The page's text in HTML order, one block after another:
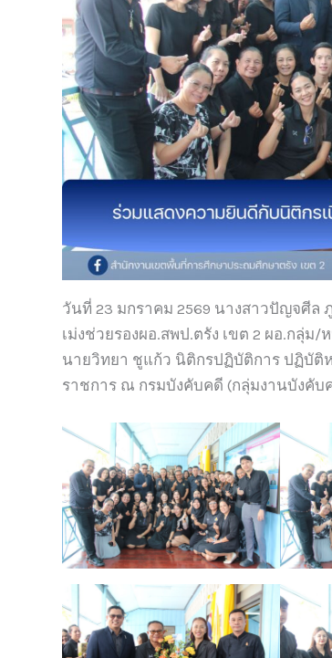
วันที่ 23 มกราคม 2569 นางสาวปัญจศีล
เม่งช่วยรองผอ.สพป.ตรัง เขต 2 ผอ.กลุ่
นายวิทยา ชูแก้ว นิติกรปฏิบัติการ ปฏิบัติ
ราชการ ณ กรมบังคับคดี (กลุ่มงานบังคับ